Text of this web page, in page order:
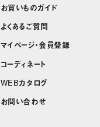
お買いものガイド
よくあるご質問
マイページ・会員登録
コーディネート
WEBカタログ
お問い合わせ